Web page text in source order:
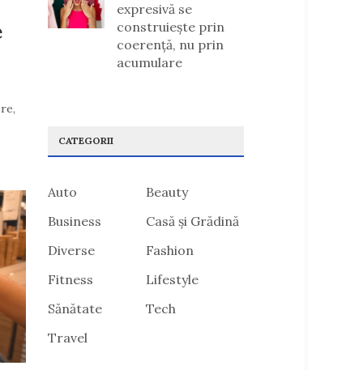
expresivă se
construiește prin
coerență, nu prin
acumulare
CATEGORII
Auto
Beauty
Business
Casă și Grădină
Diverse
Fashion
Fitness
Lifestyle
Sănătate
Tech
Travel